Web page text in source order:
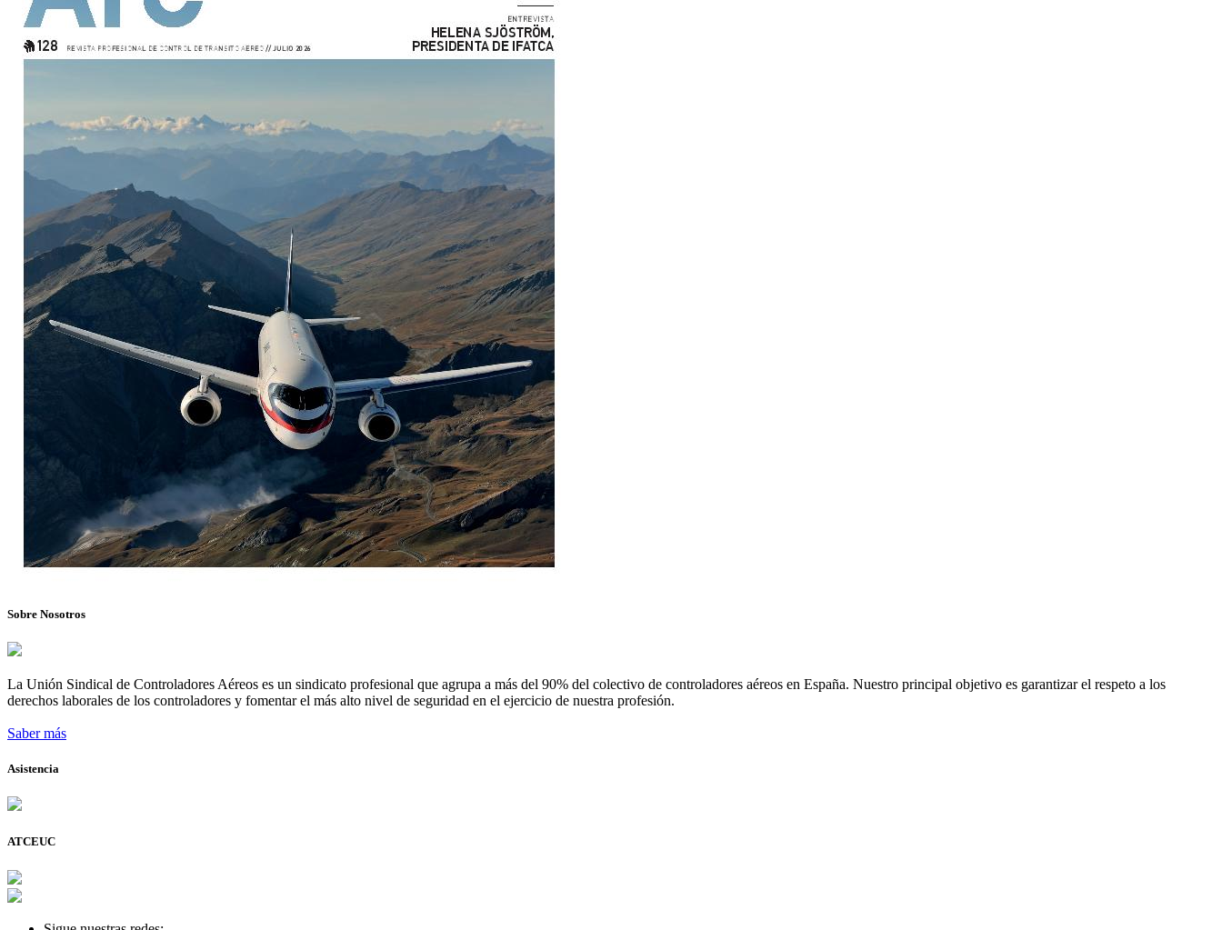
Sobre Nosotros
La Unión Sindical de Controladores Aéreos es un sindicato profesional que agrupa a más del 90% del colectivo de controladores aéreos en España. Nuestro principal objetivo es garantizar el respeto a los
derechos laborales de los controladores y fomentar el más alto nivel de seguridad en el ejercicio de nuestra profesión.
Saber más
Asistencia
ATCEUC